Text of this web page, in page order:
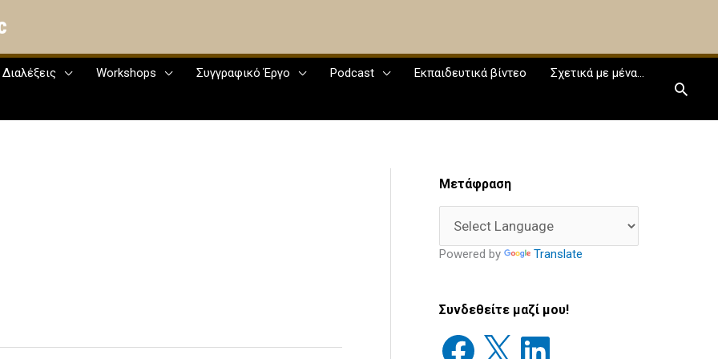
Διαλέξεις Workshops Συγγραφικό Έργο Podcast Εκπαιδευτικά βίντεο Σχετικά με μένα…
Μετάφραση
Powered by Translate
Συνδεθείτε μαζί μου!
Facebook
X
Διεύθυνση
Παλιές